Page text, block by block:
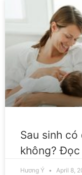
Sau sinh
không?
Hương Ý April 8,